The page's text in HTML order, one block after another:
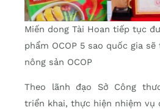
Miến dong Tài Hoan tiếp tục
phẩm OCOP 5 sao quốc gia
nông sản OCOP
Theo lãnh đạo Sở Công
triển khai, thực hiện nhiệm vụ